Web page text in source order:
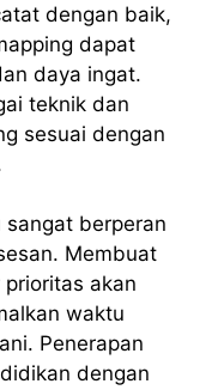
dengan baik,
dapat
daya ingat.
teknik dan
sesuai dengan
berperan
Membuat
akan
waktu
Penerapan
dengan